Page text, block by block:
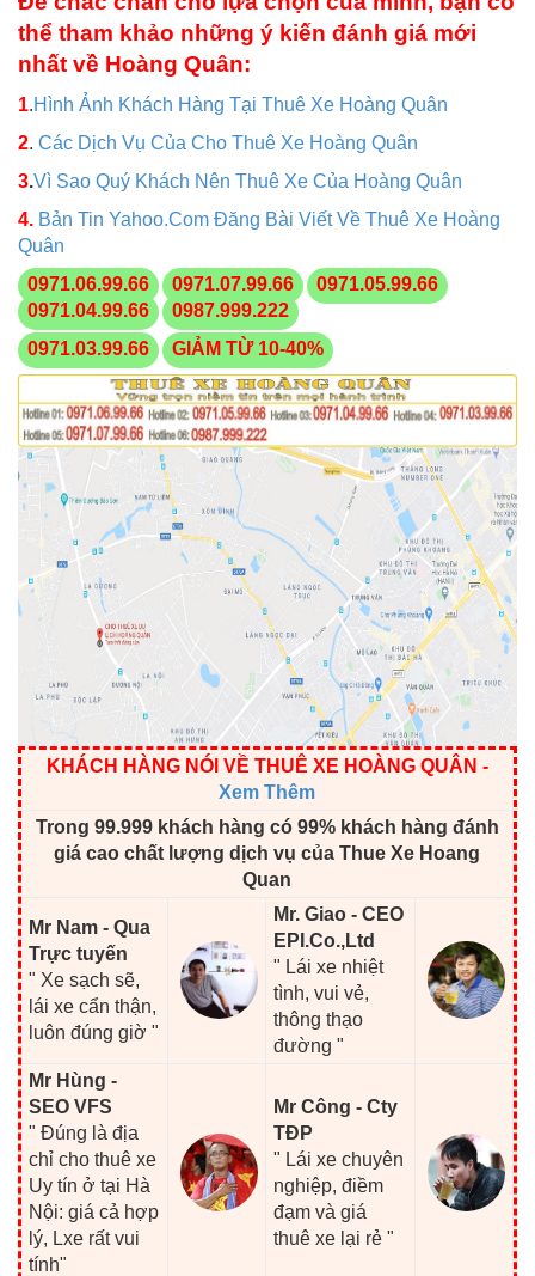
thể tham khảo những ý kiến đánh giá mới
nhất về Hoàng Quân:
1.Hình Ảnh Khách Hàng Tại Thuê Xe Hoàng Quân
2. Các Dịch Vụ Của Cho Thuê Xe Hoàng Quân
3.Vì Sao Quý Khách Nên Thuê Xe Của Hoàng Quân
4. Bản Tin Yahoo.Com Đăng Bài Viết Về Thuê Xe Hoàng
Quân
0971.06.99.66
0971.07.99.66
0971.05.99.66
0971.04.99.66
0987.999.222
0971.03.99.66
GIẢM TỪ 10-40%
KHÁCH HÀNG NÓI VỀ THUÊ XE HOÀNG QUÂN -
Xem Thêm
Trong 99.999 khách hàng có 99% khách hàng đánh
giá cao chất lượng dịch vụ của Thue Xe Hoang
Quan
Mr Nam - Qua
Trực tuyến
" Xe sạch sẽ,
lái xe cẩn thận,
luôn đúng giờ "
Mr. Giao - CEO
EPI.Co.,Ltd
" Lái xe nhiệt
tình, vui vẻ,
thông thạo
đường "
Mr Hùng -
SEO VFS
" Đúng là địa
chỉ cho thuê xe
Uy tín ở tại Hà
Nội: giá cả hợp
lý, Lxe rất vui
tính"
Mr Công - Cty
TĐP
" Lái xe chuyên
nghiệp, điềm
đạm và giá
thuê xe lại rẻ "